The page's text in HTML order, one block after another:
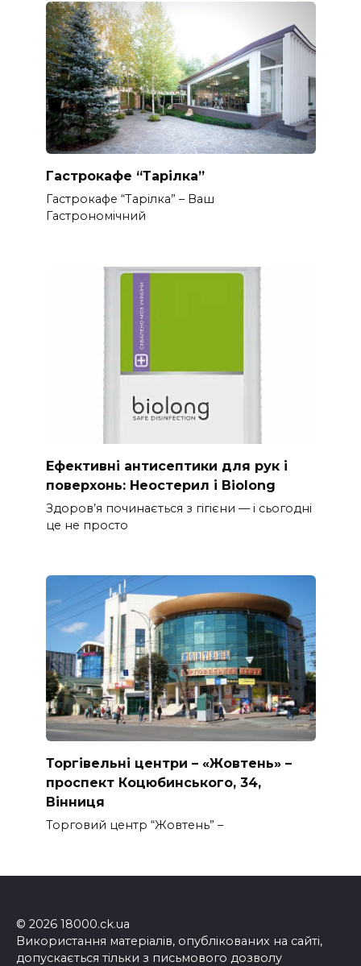
Гастрокафе “Тарілка”
Гастрокафе “Тарілка” – Ваш
Гастрономічний
Ефективні антисептики для рук і
поверхонь: Неостерил і Biolong
Здоров’я починається з гігієни — і сьогодні
це не просто
Торгівельні центри – «Жовтень» –
проспект Коцюбинського, 34,
Вінниця
Торговий центр “Жовтень” –
© 2026 18000.ck.ua
Використання матеріалів, опублікованих на сайті,
допускається тільки з письмового дозволу